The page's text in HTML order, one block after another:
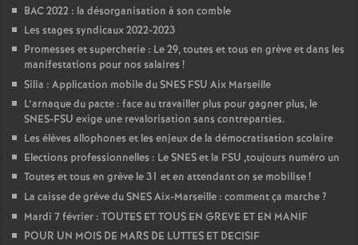
BAC 2022 : la désorganisation à son comble
Les stages syndicaux 2022-2023
Promesses et supercherie : Le 29, toutes et tous en grève et dans les
manifestations pour nos salaires !
Silia : Application mobile du SNES FSU Aix Marseille
L’arnaque du pacte : face au travailler plus pour gagner plus, le
SNES-FSU exige une revalorisation sans contreparties.
Les élèves allophones et les enjeux de la démocratisation scolaire
Elections professionnelles : Le SNES et la FSU ,toujours numéro un
Toutes et tous en grève le 31 et en attendant on se mobilise!
La caisse de grève du SNES Aix-Marseille : comment ça marche?
Mardi 7 février : TOUTES ET TOUS EN GREVE ET EN MANIF
POUR UN MOIS DE MARS DE LUTTES ET DECISIF